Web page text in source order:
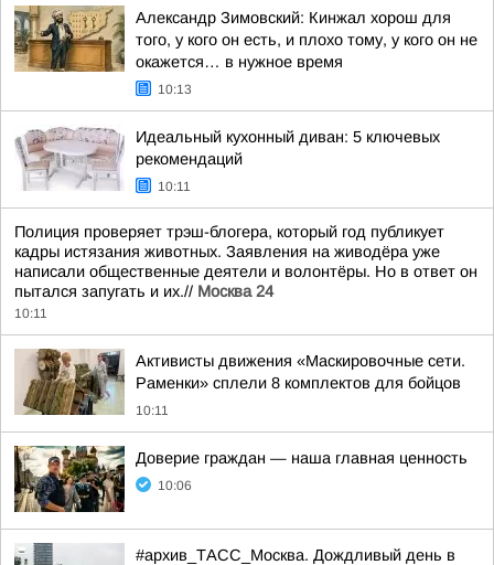
Александр Зимовский: Кинжал хорош для
того, у кого он есть, и плохо тому, у кого он не
окажется… в нужное время
10:13
Идеальный кухонный диван: 5 ключевых
рекомендаций
10:11
Полиция проверяет трэш-блогера, который год публикует
кадры истязания животных. Заявления на живодёра уже
написали общественные деятели и волонтёры. Но в ответ он
пытался запугать и их.// Москва 24
10:11
Активисты движения «Маскировочные сети.
Раменки» сплели 8 комплектов для бойцов
10:11
Доверие граждан — наша главная ценность
10:06
#архив_ТАСС_Москва. Дождливый день в